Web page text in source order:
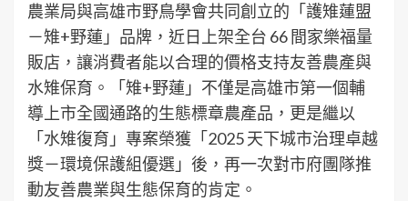
農業局與高雄市野鳥學會共同創立的「護雉蓮盟
－雉+野蓮」品牌，近日上架全台 66 間家樂福量
販店，讓消費者能以合理的價格支持友善農產與
水雉保育。「雉+野蓮」不僅是高雄市第一個輔
導上市全國通路的生態標章農產品，更是繼以
「水雉復育」專案榮獲「2025 天下城市治理卓越
獎－環境保護組優選」後，再一次對市府團隊推
動友善農業與生態保育的肯定。